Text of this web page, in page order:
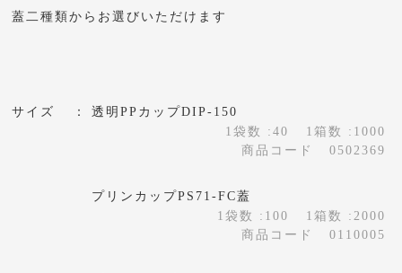
蓋二種類からお選びいただけます
サイズ
透明PPカップDIP-150
1袋数 :40
1箱数 :1000
商品コード
0502369
プリンカップPS71-FC蓋
1袋数 :100
1箱数 :2000
商品コード
0110005